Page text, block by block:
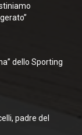
dello Sporting
padre del